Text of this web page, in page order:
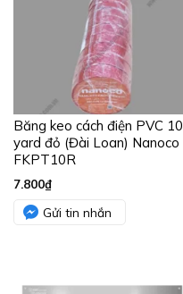
Băng keo cách điện PVC 10
yard đỏ (Đài Loan) Nanoco
FKPT10R
7.800₫
Gửi tin nhắn